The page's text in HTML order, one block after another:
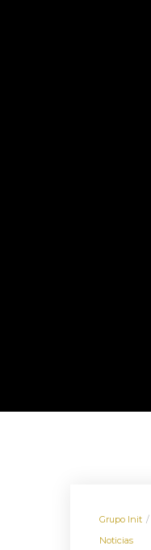
Grupo Init
Noticias